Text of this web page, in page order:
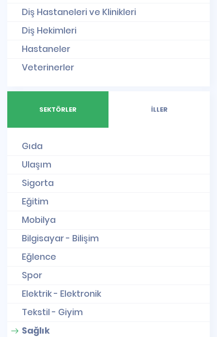
Diş Hastaneleri ve Klinikleri
Diş Hekimleri
Hastaneler
Veterinerler
SEKTÖRLER İLLER
Gıda
Ulaşım
Sigorta
Eğitim
Mobilya
Bilgisayar - Bilişim
Eğlence
Spor
Elektrik - Elektronik
Tekstil - Giyim
Sağlık